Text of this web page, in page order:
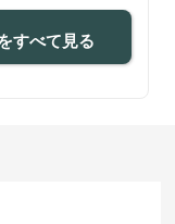
すべて見る